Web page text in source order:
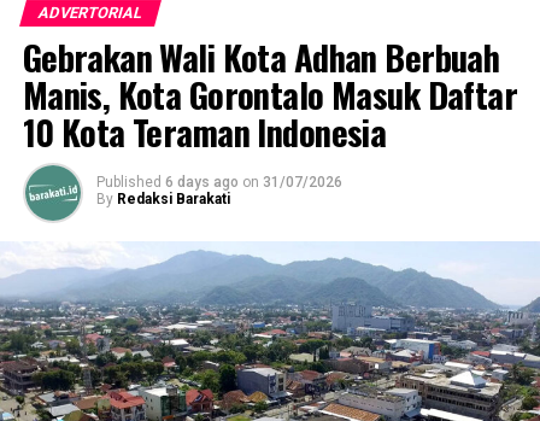
DON'T MISS
Upaya Terakhir Wali Kota Gorontalo untuk Nelayan:
Bantuan Berasal dari DKPP
ADVERTORIAL
Gebrakan Wali Kota Adhan Berbuah
Manis, Kota Gorontalo Masuk Daftar
10 Kota Teraman Indonesia
Published 6 days ago on 31/07/2026
By Redaksi Barakati